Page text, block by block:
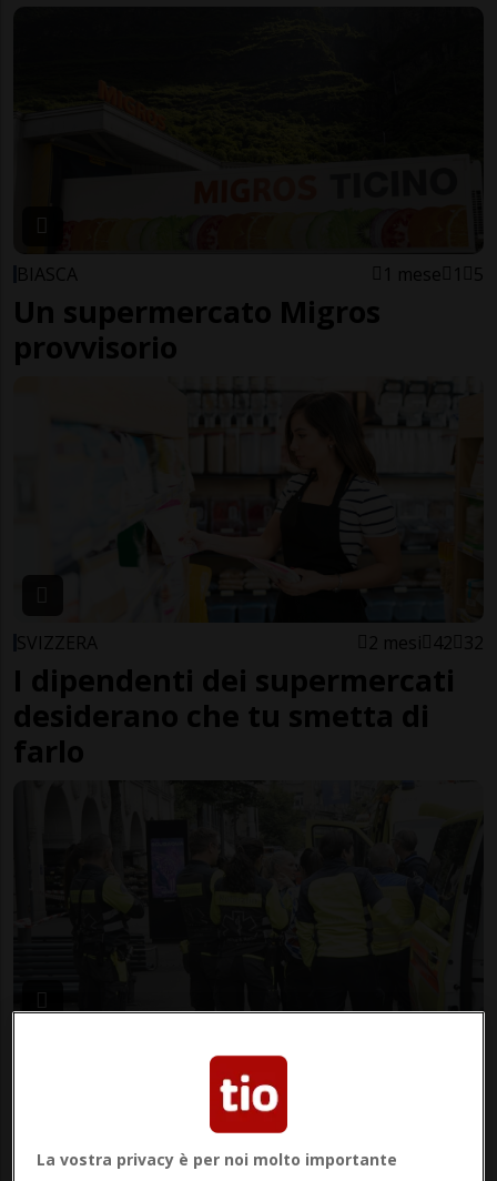
BIASCA 1 mese 1 5
Un supermercato Migros
provvisorio
SVIZZERA 2 mesi 42 32
I dipendenti dei supermercati
desiderano che tu smetta di
farlo
Fuoriuscita di refrigerante
sulla Bahnhofstrasse: quattro
persone ricoverate
La vostra privacy è per noi molto importante